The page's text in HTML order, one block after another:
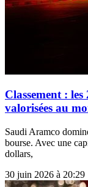
Classement :
valorisées au
Saudi Aramco
bourse. Avec une
dollars,
30 juin 2026 à 20:29